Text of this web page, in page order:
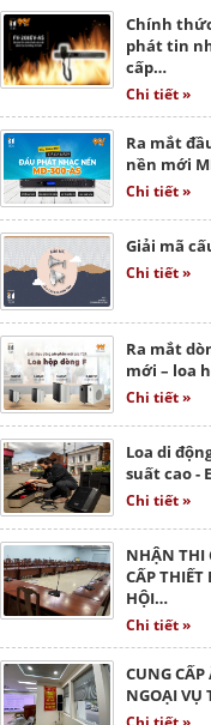
Chính
phát tin
cấp…
Chi tiết »
Ra mắt
nền mới
Chi tiết »
Giải mã
Chi tiết »
Ra mắt
mới – loa
Chi tiết »
Loa di
suất cao -
Chi tiết »
NHẬN THI
CẤP THIẾT
HỘI…
Chi tiết »
CUNG
NGOẠI VỤ